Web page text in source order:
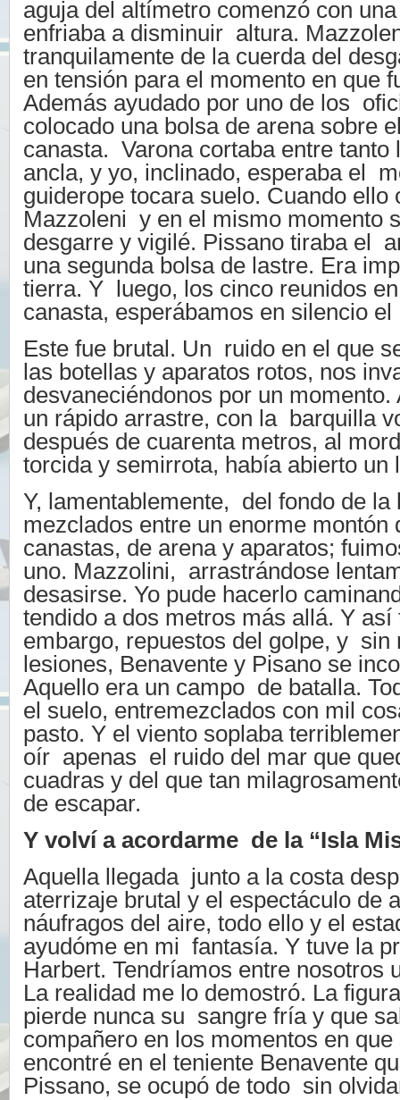
aguja del altímetro comenzó con
enfriaba a disminuir altura.
tranquilamente de la cuerda del
en tensión para el momento en que
Además ayudado por uno de los
colocado una bolsa de arena sobre
canasta. Varona cortaba entre tanto
ancla, y yo, inclinado, esperaba el
guiderope tocara suelo. Cuando ello
Mazzoleni y en el mismo momento
desgarre y vigilé. Pissano tiraba el
una segunda bolsa de lastre. Era
tierra. Y luego, los cinco reunidos
canasta, esperábamos en silencio
Este fue brutal. Un ruido en el que
las botellas y aparatos rotos, nos
desvaneciéndonos por un momento.
un rápido arrastre, con la barquilla
después de cuarenta metros, al
torcida y semirrota, había abierto un
Y, lamentablemente, del fondo de la
mezclados entre un enorme
canastas, de arena y aparatos;
uno. Mazzolini, arrastrándose
desasirse. Yo pude hacerlo
tendido a dos metros más allá. Y así
embargo, repuestos del golpe, y sin
lesiones, Benavente y Pisano se
Aquello era un campo de batalla.
el suelo, entremezclados con mil
pasto. Y el viento soplaba
oír apenas el ruido del mar que
cuadras y del que tan
de escapar.
Y volví a acordarme de la “Isla
Aquella llegada junto a la costa
aterrizaje brutal y el espectáculo de
náufragos del aire, todo ello y el
ayudóme en mi fantasía. Y tuve la
Harbert. Tendríamos entre nosotros
La realidad me lo demostró. La
pierde nunca su sangre fría y que
compañero en los momentos en
encontré en el teniente Benavente
Pissano, se ocupó de todo sin